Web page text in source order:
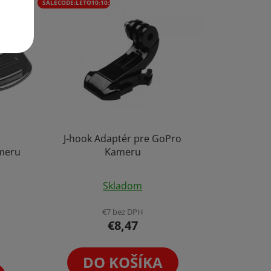
SALECODE:LÉTO10:10:%
J-hook Adaptér pre GoPro
Kameru
Skladom
€7 bez DPH
€8,47
DO KOŠÍKA